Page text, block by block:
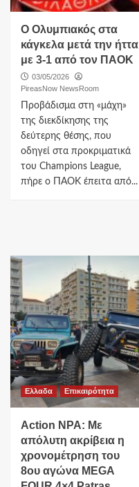
Ο Ολυμπιακός στα
κάγκελα μετά την ήττα
με 3-1 από τον ΠΑΟΚ
03/05/2026
PireasNow NewsRoom
Προβάδισμα στη «μάχη»
της διεκδίκησης της
δεύτερης θέσης, που
οδηγεί στα προκριματικά
του Champions League,
πήρε ο ΠΑΟΚ έπειτα από...
Ελλαδα Επικαιρότητα
Action NPA: Με
απόλυτη ακρίβεια η
χρονομέτρηση του
8ου αγώνα MEGA